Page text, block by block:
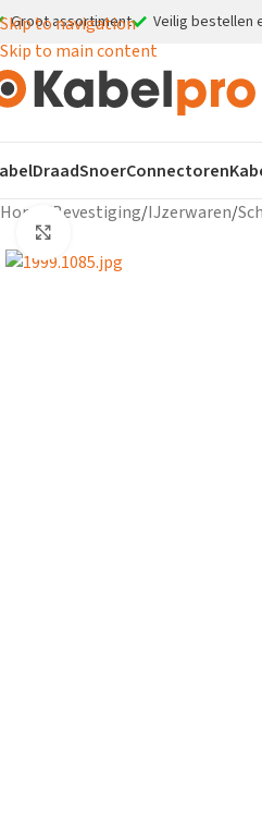
Skip to navigation
Skip to main content
Groot assortiment Veilig bestellen
DraadSnoerConnectoren
Home
Bevestiging/IJzerwaren/